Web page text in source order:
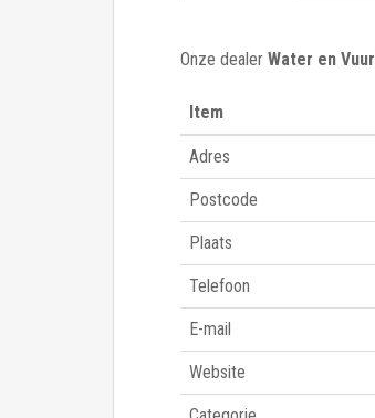
Onze dealer Water en Vuur
Item
Adres
Postcode
Plaats
Telefoon
E-mail
Website